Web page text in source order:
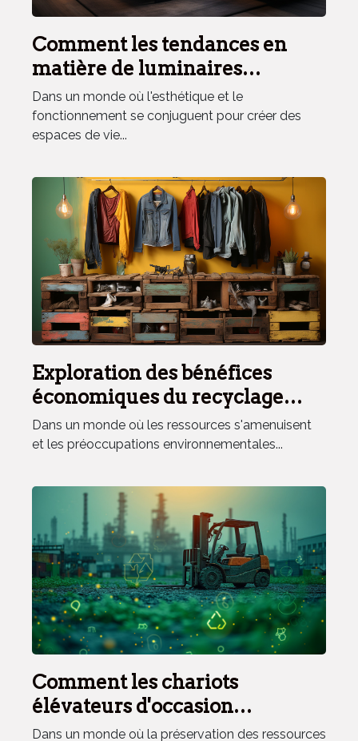
Comment les tendances en
matière de luminaires
influencent le marché de
l'ameublement intérieur
Dans un monde où l'esthétique et le
fonctionnement se conjuguent pour créer des
espaces de vie...
Exploration des bénéfices
économiques du recyclage
créatif des déchets
Dans un monde où les ressources s'amenuisent
et les préoccupations environnementales...
Comment les chariots
élévateurs d'occasion
contribuent à l'économie
Dans un monde où la préservation des ressources